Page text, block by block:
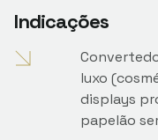
Indicações
luxo
displays
papelão